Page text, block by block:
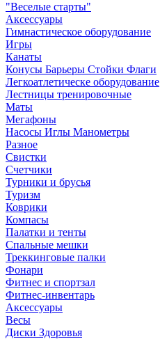
"Веселые старты"
Аксессуары
Гимнастическое оборудование
Игры
Канаты
Конусы Барьеры Стойки Флаги
Легкоатлетическе оборудование
Лестницы тренировочные
Маты
Мегафоны
Насосы Иглы Манометры
Разное
Свистки
Счетчики
Турники и брусья
Туризм
Коврики
Компасы
Палатки и тенты
Спальные мешки
Треккинговые палки
Фонари
Фитнес и спортзал
Фитнес-инвентарь
Аксессуары
Весы
Диски Здоровья